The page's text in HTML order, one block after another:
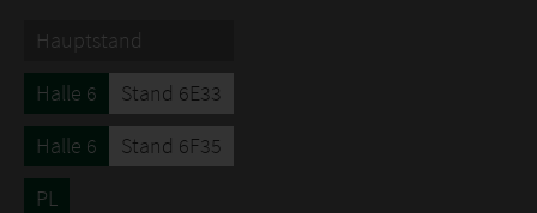
Hauptstand
Halle 6
Stand 6E33
Halle 6
Stand 6F35
PL